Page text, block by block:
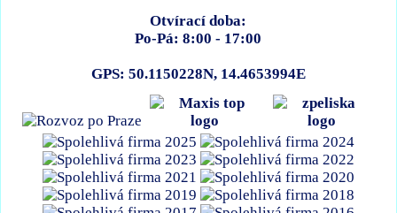
Otvírací doba:
Po-Pá: 8:00 - 17:00
GPS: 50.1150228N, 14.4653994E